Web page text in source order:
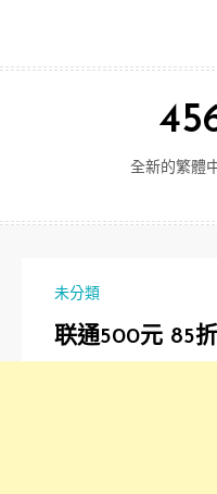
主
全新的繁體
未分類
联通500元 85